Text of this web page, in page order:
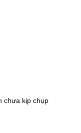
chưa kịp chụp